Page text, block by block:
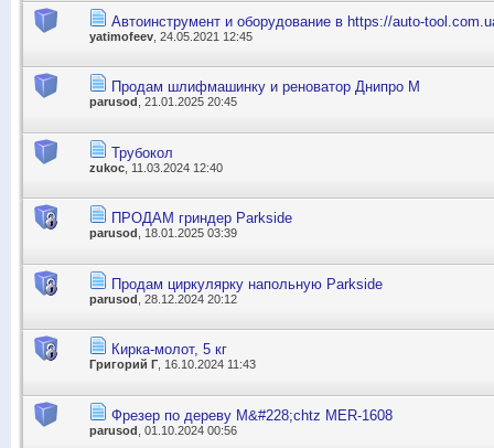
Автоинструмент и оборудование в https://auto-
yatimofeev , 24.05.2021 12:45
Продам шлифмашинку и реноватор Днипро М
parusod , 21.01.2025 20:45
Трубокол
zukoc , 11.03.2024 12:40
ПРОДАМ гриндер Parkside
parusod , 18.01.2025 03:39
Продам циркулярку напольную Parkside
parusod , 28.12.2024 20:12
Кирка-молот, 5 кг
Григорий Г , 16.10.2024 11:43
Фрезер по дереву M&#228;chtz MER-1608
parusod , 01.10.2024 00:56